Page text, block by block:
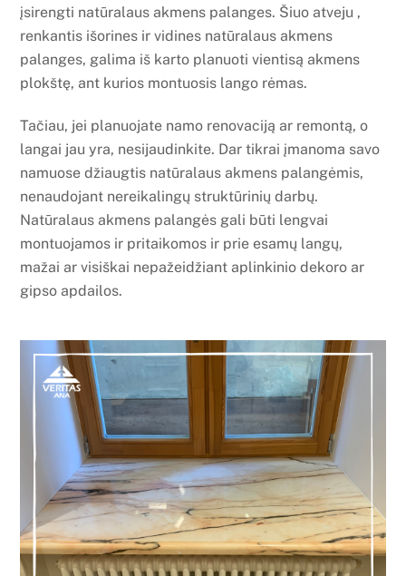
įsirengti natūralaus akmens palanges. Šiuo atveju ,
renkantis išorines ir vidines natūralaus akmens
palanges, galima iš karto planuoti vientisą akmens
plokštę, ant kurios montuosis lango rėmas.
Tačiau, jei planuojate namo renovaciją ar remontą, o
langai jau yra, nesijaudinkite. Dar tikrai įmanoma savo
namuose džiaugtis natūralaus akmens palangėmis,
nenaudojant nereikalingų struktūrinių darbų.
Natūralaus akmens palangės gali būti lengvai
montuojamos ir pritaikomos ir prie esamų langų,
mažai ar visiškai nepažeidžiant aplinkinio dekoro ar
gipso apdailos.